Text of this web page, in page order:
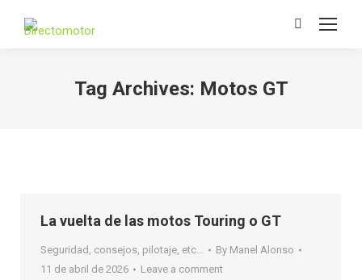
Search:
Tag Archives: Motos GT
La vuelta de las motos Touring o GT
Seguridad, consejos, pilotaje, etc... By Manel Alonso
11 de abril de 2026
Leave a comment